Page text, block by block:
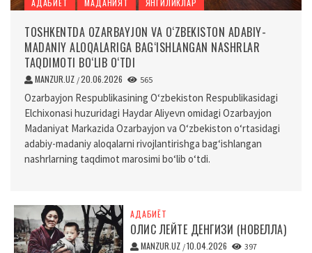
АДАБИЁТ МАДАНИЯТ ЯНГИЛИКЛАР
TOSHKENTDA OZARBAYJON VA O‘ZBEKISTON ADABIY-
MADANIY ALOQALARIGA BAG‘ISHLANGAN NASHRLAR
TAQDIMOTI BO‘LIB O‘TDI
MANZUR.UZ /20.06.2026 565
Ozarbayjon Respublikasining O‘zbekiston Respublikasidagi
Elchixonasi huzuridagi Haydar Aliyevn omidagi Ozarbayjon
Madaniyat Markazida Ozarbayjon va O‘zbekiston o‘rtasidagi
adabiy-madaniy aloqalarni rivojlantirishga bag‘ishlangan
nashrlarning taqdimot marosimi bo‘lib o‘tdi.
АДАБИЁТ
ОЛИС ЛЕЙТЕ ДЕНГИЗИ (НОВЕЛЛА)
MANZUR.UZ /10.04.2026 397